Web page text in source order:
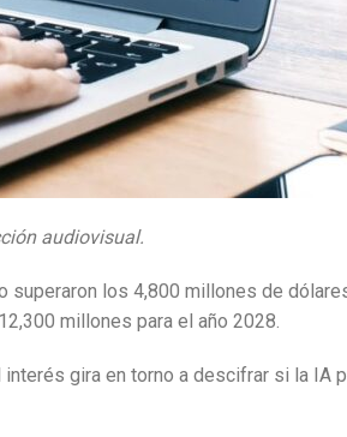
audiovisual.
los 4,800 millones de
millones para el año 2028.
gira en torno a descifrar si la IA